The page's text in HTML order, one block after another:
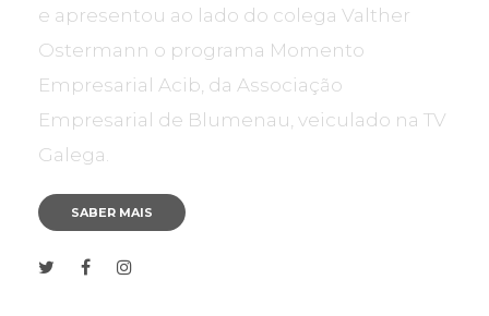
e apresentou ao lado do colega Valther
Ostermann o programa Momento
Empresarial Acib, da Associação
Empresarial de Blumenau, veiculado na TV
Galega.
SABER MAIS